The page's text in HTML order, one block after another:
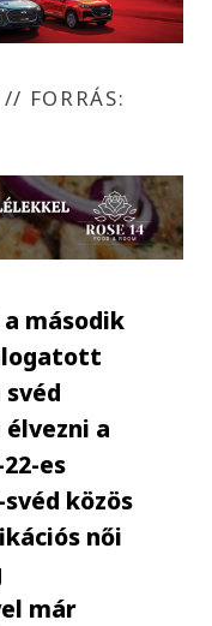
// FORRÁS:
második
a
es
közös
női
már